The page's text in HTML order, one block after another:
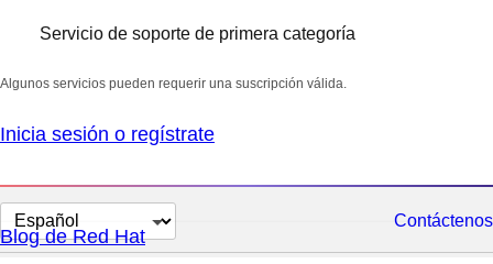
Servicio de soporte de primera categoría
Algunos servicios pueden requerir una suscripción válida.
Inicia sesión o regístrate
Cambiar
el
Contáctenos
Blog de Red Hat